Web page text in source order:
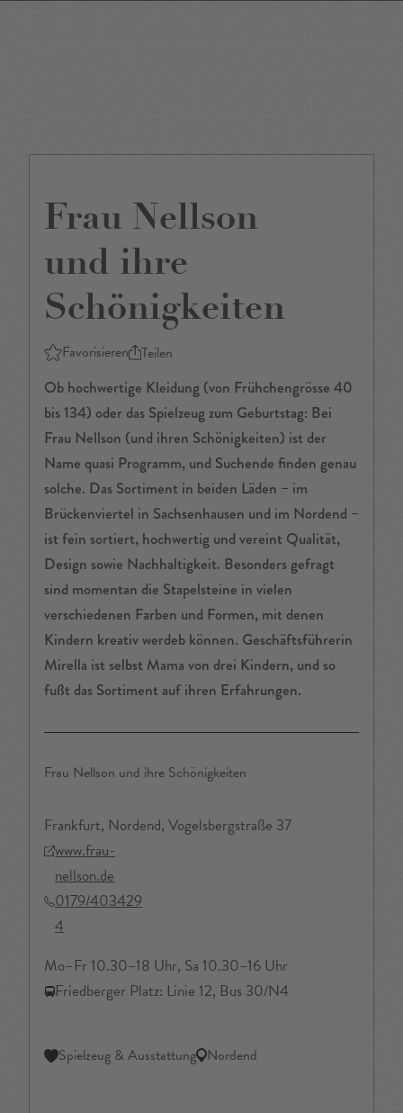
Frau Nellson
und ihre
Schönigkeiten
Favorisieren Teilen
Ob hochwertige Kleidung (von Frühchengrösse 40
bis 134) oder das Spielzeug zum Geburtstag: Bei
Frau Nellson (und ihren Schönigkeiten) ist der
Name quasi Programm, und Suchende finden genau
solche. Das Sortiment in beiden Läden – im
Brückenviertel in Sachsenhausen und im Nordend –
ist fein sortiert, hochwertig und vereint Qualität,
Design sowie Nachhaltigkeit. Besonders gefragt
sind momentan die Stapelsteine in vielen
verschiedenen Farben und Formen, mit denen
Kindern kreativ werdeb können. Geschäftsführerin
Mirella ist selbst Mama von drei Kindern, und so
fußt das Sortiment auf ihren Erfahrungen.
Frau Nellson und ihre Schönigkeiten
Frankfurt, Nordend, Vogelsbergstraße 37
www.frau-
nellson.de
0179/403429
4
Mo–Fr 10.30–18 Uhr, Sa 10.30–16 Uhr
Friedberger Platz: Linie 12, Bus 30/N4
Spielzeug & Ausstattung Nordend